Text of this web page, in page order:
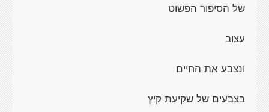
של הסיפור הפשוט
עצוב
ונצבע את החיים
בצבעים של שקיעת קיץ